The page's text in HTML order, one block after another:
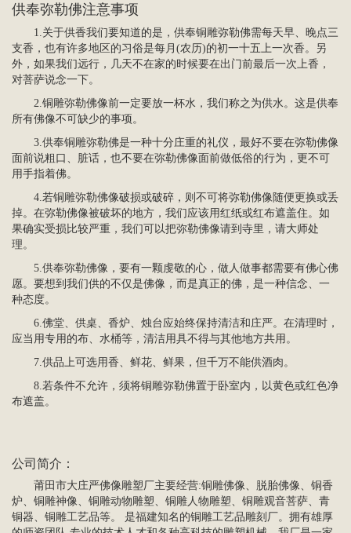
供奉弥勒佛注意事项
1.关于供香我们要知道的是，供奉铜雕弥勒佛需每天早、晚点三
支香，也有许多地区的习俗是每月(农历)的初一十五上一次香。另
外，如果我们远行，几天不在家的时候要在出门前最后一次上香，
对菩萨说念一下。
2.铜雕弥勒佛像前一定要放一杯水，我们称之为供水。这是供奉
所有佛像不可缺少的事项。
3.供奉铜雕弥勒佛是一种十分庄重的礼仪，最好不要在弥勒佛像
面前说粗口、脏话，也不要在弥勒佛像面前做低俗的行为，更不可
用手指着佛。
4.若铜雕弥勒佛像破损或破碎，则不可将弥勒佛像随便更换或丢
掉。在弥勒佛像被破坏的地方，我们应该用红纸或红布遮盖住。如
果确实受损比较严重，我们可以把弥勒佛像请到寺里，请大师处
理。
5.供奉弥勒佛像，要有一颗虔敬的心，做人做事都需要有佛心佛
愿。要想到我们供的不仅是佛像，而是真正的佛，是一种信念、一
种态度。
6.佛堂、供桌、香炉、烛台应始终保持清洁和庄严。在清理时，
应当用专用的布、水桶等，清洁用具不得与其他地方共用。
7.供品上可选用香、鲜花、鲜果，但千万不能供酒肉。
8.若条件不允许，须将铜雕弥勒佛置于卧室内，以黄色或红色净
布遮盖。
公司简介：
莆田市大庄严佛像雕塑厂主要经营:铜雕佛像、脱胎佛像、铜香
炉、铜雕神像、铜雕动物雕塑、铜雕人物雕塑、 铜雕观音菩萨、青
铜器、 铜雕工艺品等。 是福建知名的铜雕工艺品雕刻厂。拥有雄厚